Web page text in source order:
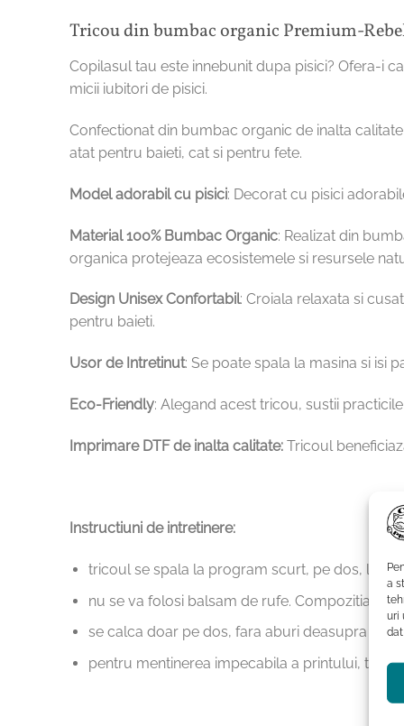
a
uri
Tricou din bumbac organic Premium-
Copilasul tau este innebunit dupa pisici? Ofera-i
micii iubitori de pisici.
Confectionat din bumbac organic de inalta
atat pentru baieti, cat si pentru fete.
Model adorabil cu pisici: Decorat cu pisici
Material 100% Bumbac Organic: Realizat din
organica protejeaza ecosistemele si resursele
Design Unisex Confortabil: Croiala relaxata si
pentru baieti.
Usor de Intretinut: Se poate spala la masina si isi
Eco-Friendly: Alegand acest tricou, sustii
Imprimare DTF de inalta calitate: Tricoul
Instructiuni de intretinere:
tricoul se spala la program scurt, pe dos, la
nu se va folosi balsam de rufe. Compozitia
se calca doar pe dos, fara aburi deasupra
pentru mentinerea impecabila a printului,